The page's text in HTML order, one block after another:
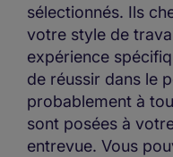
sélectionnés. Ils
votre style de
expérience
de réussir dans le
probablement à
sont posées à
entrevue. Vous